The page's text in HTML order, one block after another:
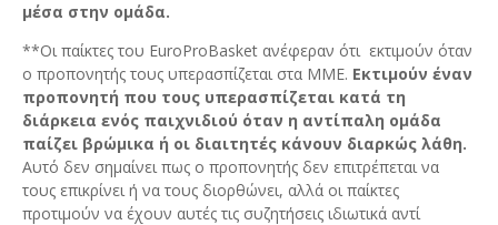
μέσα στην ομάδα.
**Οι παίκτες του EuroProBasket ανέφεραν ότι εκτιμούν όταν
ο προπονητής τους υπερασπίζεται στα ΜΜΕ. Εκτιμούν έναν
προπονητή που τους υπερασπίζεται κατά τη
διάρκεια ενός παιχνιδιού όταν η αντίπαλη ομάδα
παίζει βρώμικα ή οι διαιτητές κάνουν διαρκώς λάθη.
Αυτό δεν σημαίνει πως ο προπονητής δεν επιτρέπεται να
τους επικρίνει ή να τους διορθώνει, αλλά οι παίκτες
προτιμούν να έχουν αυτές τις συζητήσεις ιδιωτικά αντί